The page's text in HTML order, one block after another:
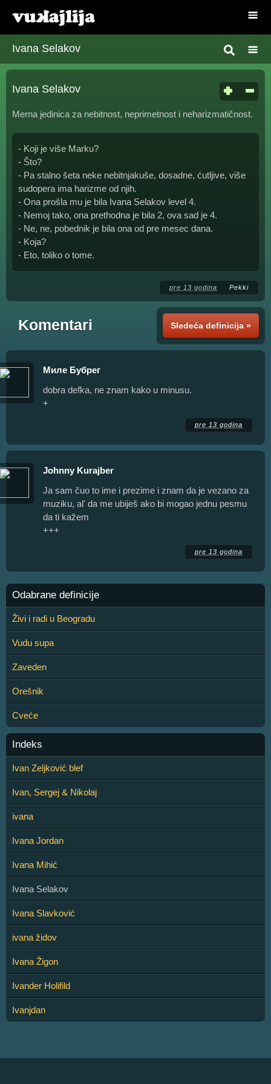
Ivana Selakov
Ivana Selakov
Merna jedinica za nebitnost, neprimetnost i neharizmatičnost.
- Koji je više Marku?
- Što?
- Pa stalno šeta neke nebitnjakuše, dosadne, ćutljive, više
sudopera ima harizme od njih.
- Ona prošla mu je bila Ivana Selakov level 4.
- Nemoj tako, ona prethodna je bila 2, ova sad je 4.
- Ne, ne, pobednik je bila ona od pre mesec dana.
- Koja?
- Eto, toliko o tome.
pre 13 godina Pekki
Sledeća definicija »
Komentari
Миле Бубрег
dobra defka, ne znam kako u minusu.
+
pre 13 godina
Johnny Kurajber
Ja sam čuo to ime i prezime i znam da je vezano za
muziku, al' da me ubiješ ako bi mogao jednu pesmu
da ti kažem
+++
pre 13 godina
Odabrane definicije
Živi i radi u Beogradu
Vudu supa
Zaveden
Orešnik
Cveće
Indeks
Ivan Zeljković blef
Ivan, Sergej & Nikolaj
ivana
Ivana Jordan
Ivana Mihić
Ivana Selakov
Ivana Slavković
ivana židov
Ivana Žigon
Ivander Holifild
Ivanjdan